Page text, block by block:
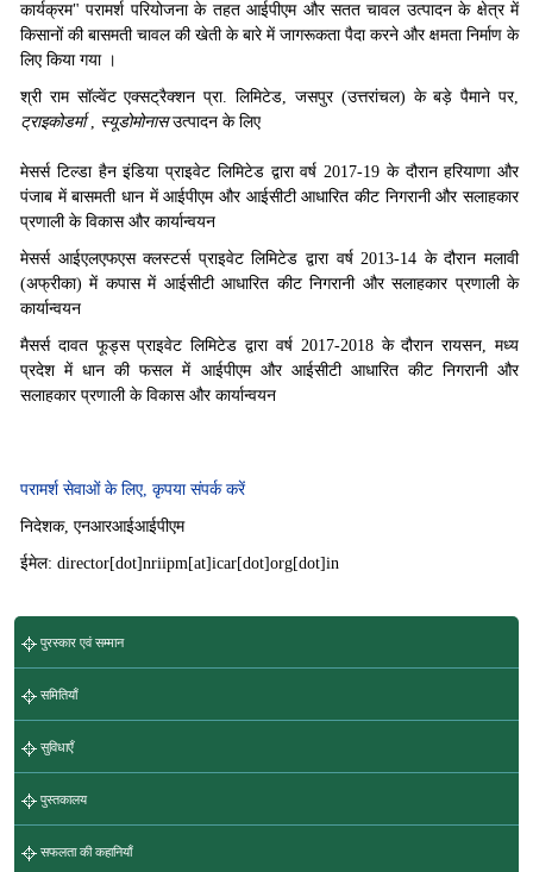
कार्यक्रम" परामर्श परियोजना के तहत आईपीएम और सतत चावल उत्पादन के क्षेत्र में
किसानों की बासमती चावल की खेती के बारे में जागरूकता पैदा करने और क्षमता निर्माण के
लिए किया गया ।
श्री राम सॉल्वेंट एक्सट्रैक्शन प्रा. लिमिटेड, जसपुर (उत्तरांचल) के बड़े पैमाने पर,
ट्राइकोडर्मा, स्यूडोमोनासउत्पादन के लिए
मेसर्स टिल्डा हैन इंडिया प्राइवेट लिमिटेड द्वारा वर्ष 2017-19 के दौरान हरियाणा और
पंजाब में बासमती धान में आईपीएम और आईसीटी आधारित कीट निगरानी और सलाहकार
प्रणाली के विकास और कार्यान्वयन
मेसर्स आईएलएफएस क्लस्टर्स प्राइवेट लिमिटेड द्वारा वर्ष 2013-14 के दौरान मलावी
(अफ्रीका) में कपास में आईसीटी आधारित कीट निगरानी और सलाहकार प्रणाली के
कार्यान्वयन
मैसर्स दावत फूड्स प्राइवेट लिमिटेड द्वारा वर्ष 2017-2018 के दौरान रायसन, मध्य
प्रदेश में धान की फसल में आईपीएम और आईसीटी आधारित कीट निगरानी और
सलाहकार प्रणाली के विकास और कार्यान्वयन
परामर्श सेवाओं के लिए, कृपया संपर्क करें
निदेशक, एनआरआईआईपीएम
ईमेल: director[dot]nriipm[at]icar[dot]org[dot]in
पुरस्कार एवं सम्मान
समितियाँ
सुविधाएँ
पुस्तकालय
सफलता की कहानियाँ